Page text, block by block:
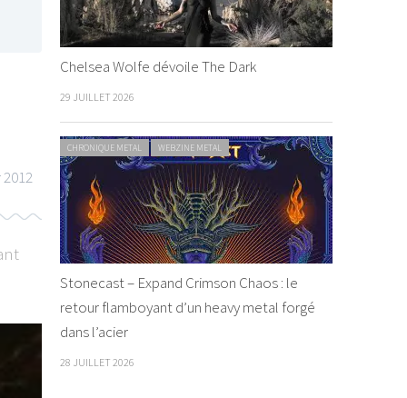
2012
Chelsea Wolfe dévoile The Dark
29 JUILLET 2026
CHRONIQUE METAL WEBZINE METAL
Stonecast – Expand Crimson Chaos : le
retour flamboyant d’un heavy metal forgé
dans l’acier
28 JUILLET 2026